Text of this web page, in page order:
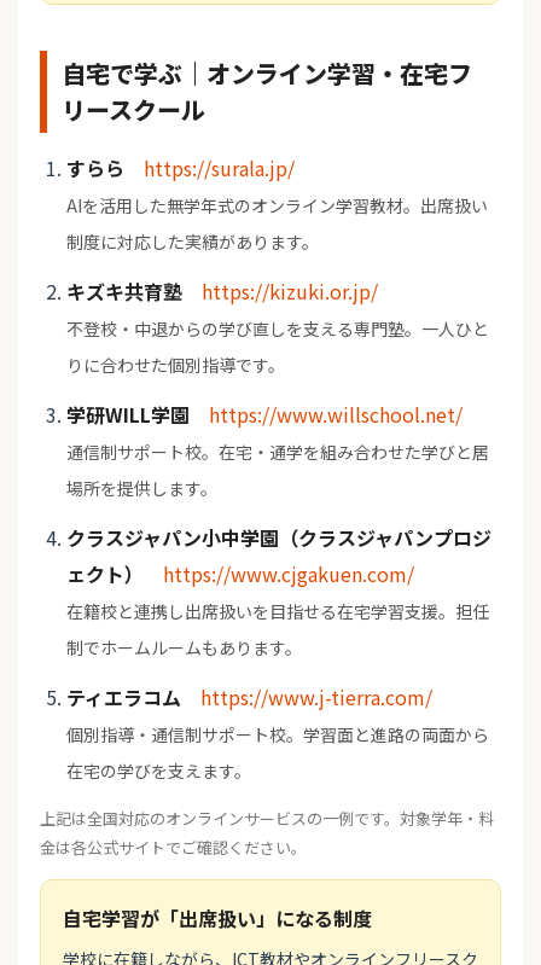
自宅で学ぶ｜オンライン学習・在宅フ
リースクール
すらら https://surala.jp/
AIを活用した無学年式のオンライン学習教材。出席扱い
制度に対応した実績があります。
キズキ共育塾 https://kizuki.or.jp/
不登校・中退からの学び直しを支える専門塾。一人ひと
りに合わせた個別指導です。
学研WILL学園 https://www.willschool.net/
通信制サポート校。在宅・通学を組み合わせた学びと居
場所を提供します。
クラスジャパン小中学園（クラスジャパンプロジ
ェクト）
https://www.cjgakuen.com/
在籍校と連携し出席扱いを目指せる在宅学習支援。担任
制でホームルームもあります。
ティエラコム https://www.j-tierra.com/
個別指導・通信制サポート校。学習面と進路の両面から
在宅の学びを支えます。
上記は全国対応のオンラインサービスの一例です。対象学年・料
金は各公式サイトでご確認ください。
自宅学習が「出席扱い」になる制度
学校に在籍しながら、ICT教材やオンラインフリースク